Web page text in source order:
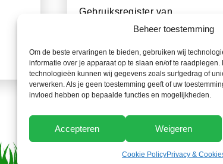
Beheer toestemming
Om de beste ervaringen te bieden, gebruiken wij
informatie over je apparaat op te slaan en/of te raadplegen.
technologieën kunnen wij gegevens zoals surfgedrag of
verwerken. Als je geen toestemming geeft of uw
invloed hebben op bepaalde functies en mogelijkheden.
Accepteren Weigeren
Cookie PolicyPrivacy &
Gebruiksregister van
gewasbeschermingsmiddelen in
2027